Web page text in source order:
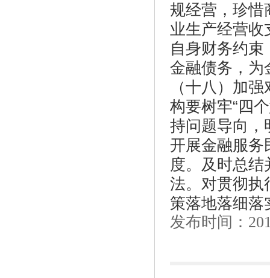
规经营，珍惜
业生产经营收
自身财务约
金融债务，为
（十八）加
构要树牢“四
持问题导向，
开展金融服务
度。及时总
法。对贯彻执
策落地落细落
发布时间：